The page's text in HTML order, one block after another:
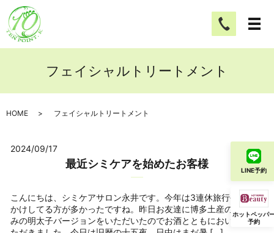
LINE予約
ホットペッパ
予約
フェイシャルトリートメント
HOME フェイシャルトリートメント
2024/09/17
最近シミケアを始めたお客様
こんにちは、シミケアサロン永井です。今年は3連休旅行やお出
かけしてる方が多かったですね。昨日お友達に博多土産のからす
みの明太子バージョンをいただいたのでお酒とともにおいしくい